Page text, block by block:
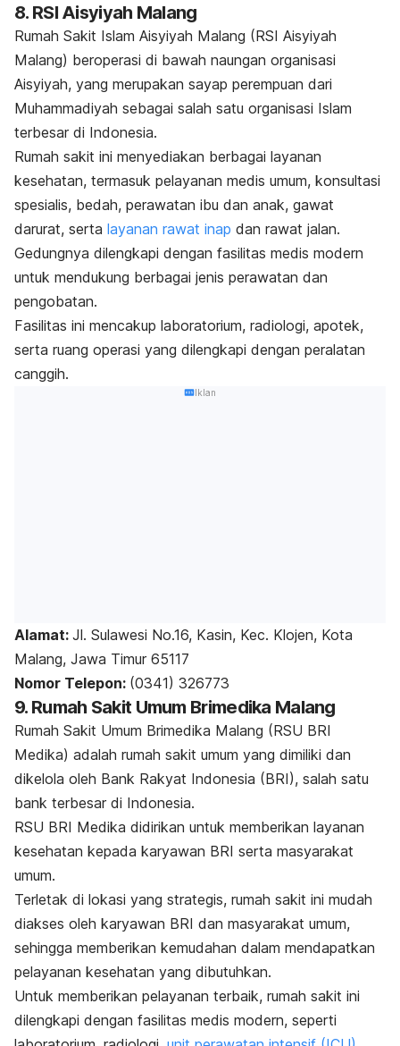
8. RSI Aisyiyah Malang
Rumah Sakit Islam Aisyiyah Malang (RSI Aisyiyah
Malang) beroperasi di bawah naungan organisasi
Aisyiyah, yang merupakan sayap perempuan dari
Muhammadiyah sebagai salah satu organisasi Islam
terbesar di Indonesia.
Rumah sakit ini menyediakan berbagai layanan
kesehatan, termasuk pelayanan medis umum, konsultasi
spesialis, bedah, perawatan ibu dan anak, gawat
darurat, serta layanan rawat inap dan rawat jalan.
Gedungnya dilengkapi dengan fasilitas medis modern
untuk mendukung berbagai jenis perawatan dan
pengobatan.
Fasilitas ini mencakup laboratorium, radiologi, apotek,
serta ruang operasi yang dilengkapi dengan peralatan
canggih.
Iklan
Alamat: Jl. Sulawesi No.16, Kasin, Kec. Klojen, Kota
Malang, Jawa Timur 65117
Nomor Telepon: (0341) 326773
9. Rumah Sakit Umum Brimedika Malang
Rumah Sakit Umum Brimedika Malang (RSU BRI
Medika) adalah rumah sakit umum yang dimiliki dan
dikelola oleh Bank Rakyat Indonesia (BRI), salah satu
bank terbesar di Indonesia.
RSU BRI Medika didirikan untuk memberikan layanan
kesehatan kepada karyawan BRI serta masyarakat
umum.
Terletak di lokasi yang strategis, rumah sakit ini mudah
diakses oleh karyawan BRI dan masyarakat umum,
sehingga memberikan kemudahan dalam mendapatkan
pelayanan kesehatan yang dibutuhkan.
Untuk memberikan pelayanan terbaik, rumah sakit ini
dilengkapi dengan fasilitas medis modern, seperti